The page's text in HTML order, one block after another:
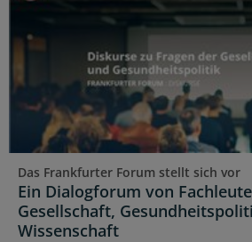
Das Frankfurter Forum stellt sich vor
Ein Dialogforum von
Gesellschaft,
Wissenschaft